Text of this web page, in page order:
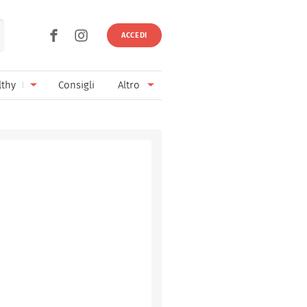
ACCEDI
Consigli Altro